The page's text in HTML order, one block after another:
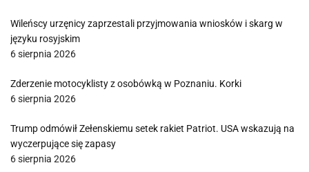
Wileńscy urzęnicy zaprzestali przyjmowania wniosków i skarg w
języku rosyjskim
6 sierpnia 2026
Zderzenie motocyklisty z osobówką w Poznaniu. Korki
6 sierpnia 2026
Trump odmówił Zełenskiemu setek rakiet Patriot. USA wskazują na
wyczerpujące się zapasy
6 sierpnia 2026